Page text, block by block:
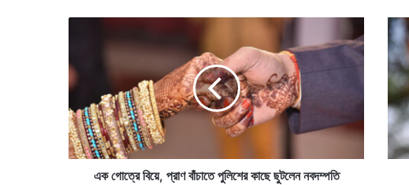
ত্রে
বি
য়ে
,
প্রা
ণ
এক গোত্রে বিয়ে, প্রাণ বাঁচাতে পুলিশের কাছে ছুটলেন নবদম্পতি
ব
ছ
রে
মা
ত্র
এ
ক
র